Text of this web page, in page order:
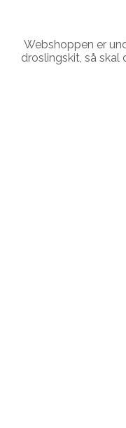
Webshoppen er
droslingskit, så skal